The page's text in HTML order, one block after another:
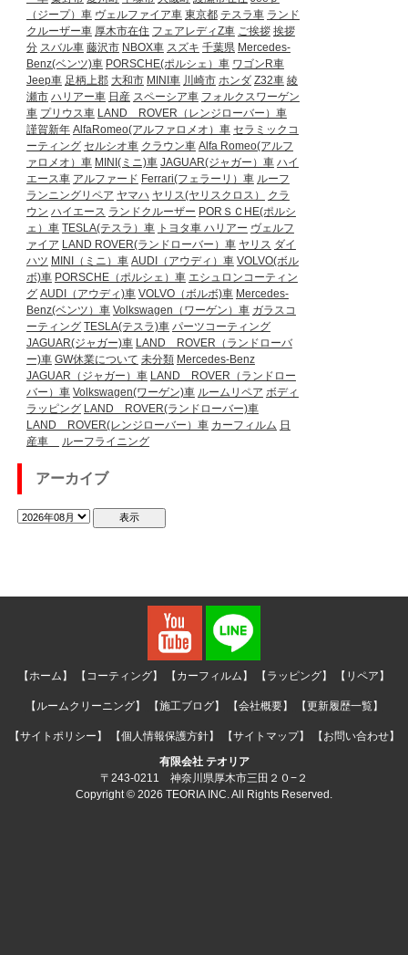
（ジープ）車 ヴェルファイア車 東京都 テスラ車 ランド
クルーザー車 厚木市在住 フェアレディZ車 ご挨拶 挨拶
分 スバル車 藤沢市 NBOX車 スズキ 千葉県 Mercedes-
Benz(ベンツ)車 PORSCHE(ポルシェ）車 ワゴンR車
Jeep車 足柄上郡 大和市 MINI車 川崎市 ホンダ Z32車 綾
瀬市 ハリアー車 日産 スペーシア車 フォルクスワーゲン
車 プリウス車 LAND ROVER（レンジローバー）車
謹賀新年 AlfaRomeo(アルファロメオ）車 セラミックコ
ーティング セルシオ車 クラウン車 Alfa Romeo(アルフ
ァロメオ）車 MINI(ミニ)車 JAGUAR(ジャガー）車 ハイ
エース車 アルファード Ferrari(フェラーリ）車 ルーフ
ランニングリペア ヤマハ ヤリス(ヤリスクロス）
クラ
ウン ハイエース ランドクルーザー PORＳＣHE(ポルシ
ェ）車 TESLA(テスラ）車 トヨタ車 ハリアー ヴェルフ
ァイア LAND ROVER(ランドローバー）車 ヤリス ダイ
ハツ MINI（ミニ）車 AUDI（アウディ）車 VOLVO(ボル
ボ)車 PORSCHE（ポルシェ）車 エシュロンコーティン
グ AUDI（アウディ)車 VOLVO（ボルボ)車 Mercedes-
Benz(ベンツ）車 Volkswagen（ワーゲン）車 ガラスコ
ーティング TESLA(テスラ)車 パーツコーティング
JAGUAR(ジャガー)車 LAND ROVER（ランドローバ
ー)車 GW休業について 未分類 Mercedes-Benz
JAGUAR（ジャガー）車 LAND ROVER（ランドロー
バー）車 Volkswagen(ワーゲン)車 ルームリペア ボディ
ラッピング LAND ROVER(ランドローバー)車
LAND ROVER(レンジローバー）車 カーフィルム 日
産車
ルーフライニング
アーカイブ
【ホーム】 【コーティング】 【カーフィルム】 【ラッピング】 【リペア】
【ルームクリーニング】 【施工ブログ】 【会社概要】 【更新履歴一覧】
【サイトポリシー】 【個人情報保護方針】 【サイトマップ】
【お問い合わせ】
有限会社 テオリア
〒243-0211 神奈川県厚木市三田２０−２
Copyright © 2026 TEORIA INC. All Rights Reserved.